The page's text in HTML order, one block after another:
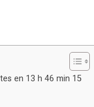
en 13 h 46 min 15